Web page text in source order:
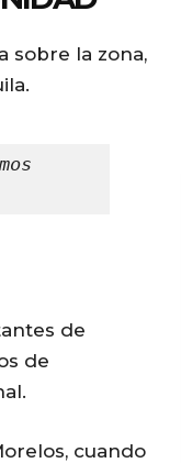
sobre la zona,
de
de
cuando